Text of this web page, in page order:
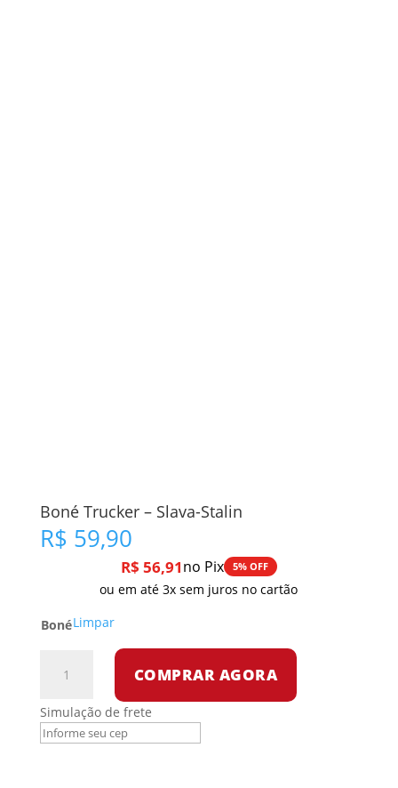
Boné Trucker – Slava-Stalin
R$ 59,90
R$ 56,91no Pix 5% OFF
ou em até 3x sem juros no cartão
BonéLimpar
Trucker
Slava-
Stalin
COMPRAR AGORA
Simulação de frete